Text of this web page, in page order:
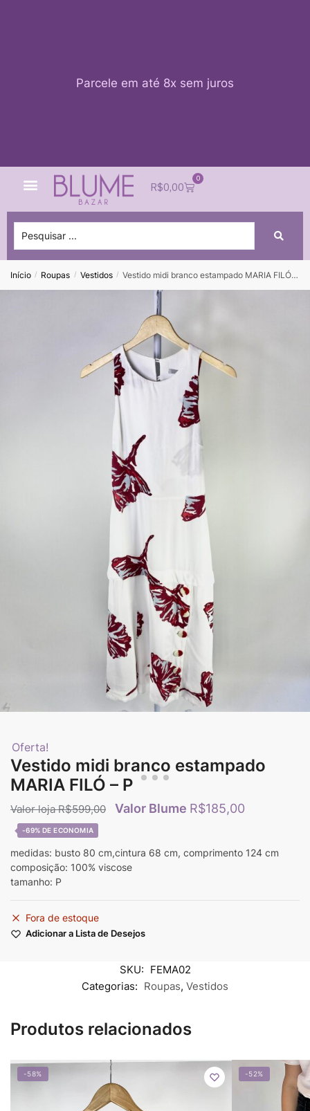
Parcele em até 8x sem juros
R$0,00
0
Início / Roupas / Vestidos / Vestido midi branco estampado MARIA FILÓ – P
Oferta!
Vestido midi branco estampado
MARIA FILÓ – P
R$599,00 R$185,00
-69%
medidas: busto 80 cm,cintura 68 cm, comprimento 124 cm
composição: 100% viscose
tamanho: P
Fora de estoque
Adicionar a Lista de Desejos
SKU: FEMA02
Categorias: Roupas, Vestidos
Produtos relacionados
-58% -52%